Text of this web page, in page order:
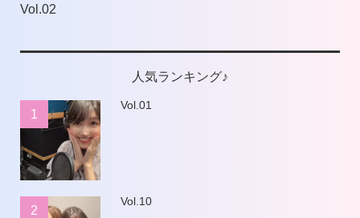
Vol.02
人気ランキング♪
1
Vol.01
2
Vol.10